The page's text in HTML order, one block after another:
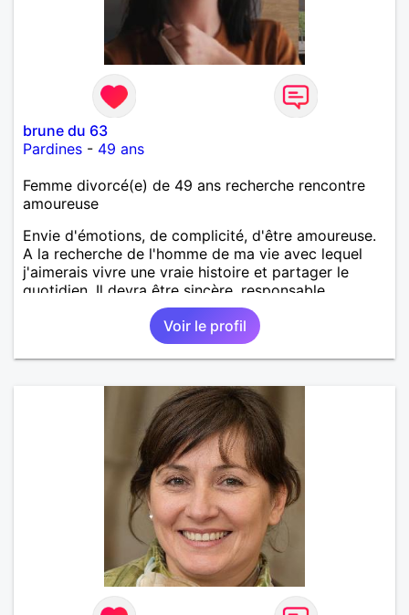
brune du 63
Pardines - 49 ans
Femme divorcé(e) de 49 ans recherche rencontre
amoureuse
Envie d'émotions, de complicité, d'être amoureuse.
A la recherche de l'homme de ma vie avec lequel
j'aimerais vivre une vraie histoire et partager le
quotidien. Il devra être sincère, responsable,
ambitieux, entreprenant, fort de caractère et avec le
sens de l'humour. Il saura me chouchouter et me
mettre en valeur, me donner son amour et attention.
Merci de m'avoir lu et à bientôt...
Voir le profil